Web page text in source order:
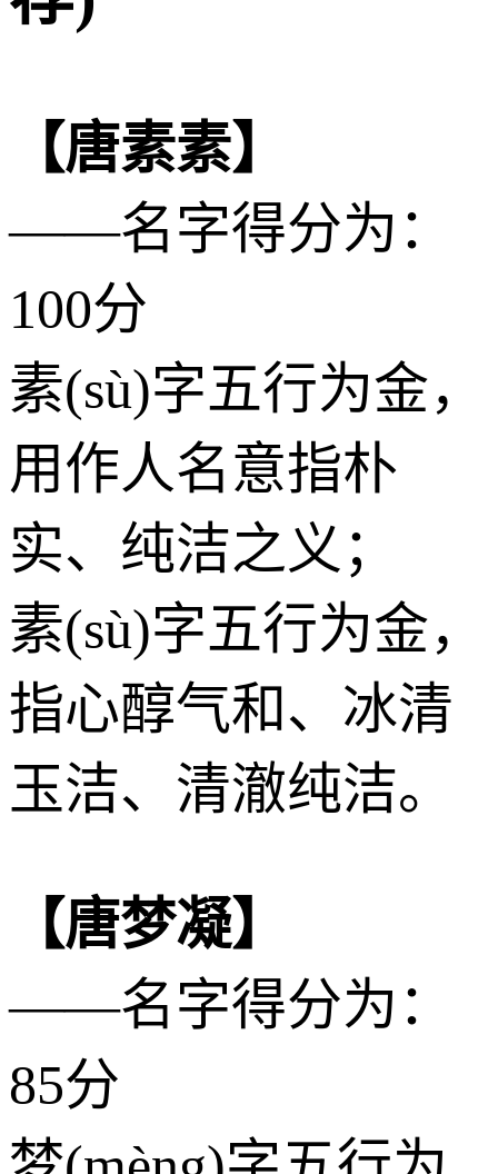
【唐素素】
——名字得分为：
100分
素(sù)字五行为金，
用作人名意指朴
实、纯洁之义；
素(sù)字五行为金，
指心醇气和、冰清
玉洁、清澈纯洁。
【唐梦凝】
——名字得分为：
85分